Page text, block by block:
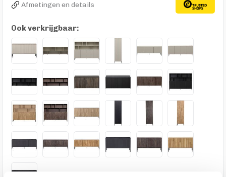
Afmetingen en details
Ook verkrijgbaar: